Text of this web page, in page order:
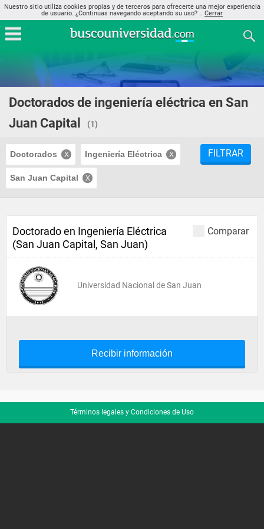
Nuestro sitio utiliza cookies propias y de terceros para ofrecerte una mejor experiencia
de usuario. ¿Continuas navegando aceptando su uso? .. Cerrar
Doctorados de ingeniería eléctrica en San
Juan Capital
(1)
Doctorados Ingeniería Eléctrica
San Juan Capital
FILTRAR
Comparar
Doctorado en Ingeniería Eléctrica
(San Juan Capital, San Juan)
Universidad Nacional de San Juan
Recibir información
Términos legales y Condiciones de Uso